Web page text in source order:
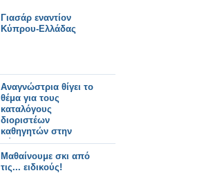
Γιασάρ εναντίον
Κύπρου-Ελλάδας
Αναγνώστρια θίγει το
θέμα για τους
καταλόγους
διοριστέων
καθηγητών στην
Κύπρο
Mαθαίνουμε σκι από
τις... ειδικούς!